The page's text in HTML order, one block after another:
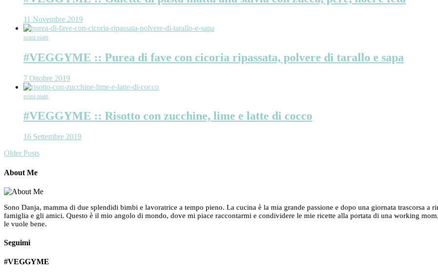
11 Novembre 2019
primi piatti
#VEGGYME :: Purea di fave con cicoria ripassata, polvere di tarallo e sapa
7 Ottobre 2019
primi piatti
#VEGGYME :: Risotto con zucchine, lime e latte di cocco
16 Settembre 2019
Older Posts
About Me
Sono Danja, mamma di due splendidi bimbi e lavoratrice a tempo pieno. La cucina è la mia grande passione e dopo una giornata trascorsa a
famiglia e gli amici. Questo è il mio angolo di mondo, dove mi piace raccontarmi e condividere le mie ricette alla portata di una working
le vuole bene.
Seguimi
#VEGGYME